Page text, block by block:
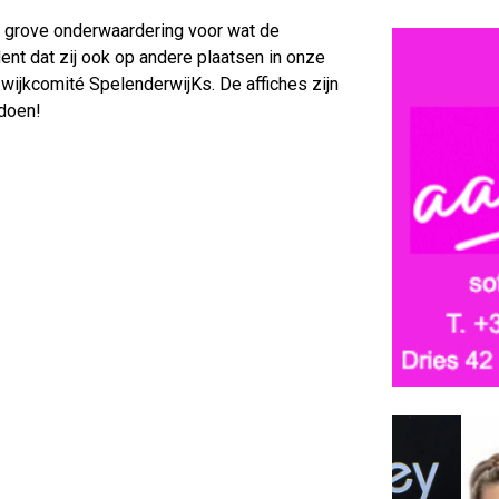
onderwaardering voor wat de
dat zij ook op andere plaatsen in onze
SpelenderwijKs. De affiches zijn